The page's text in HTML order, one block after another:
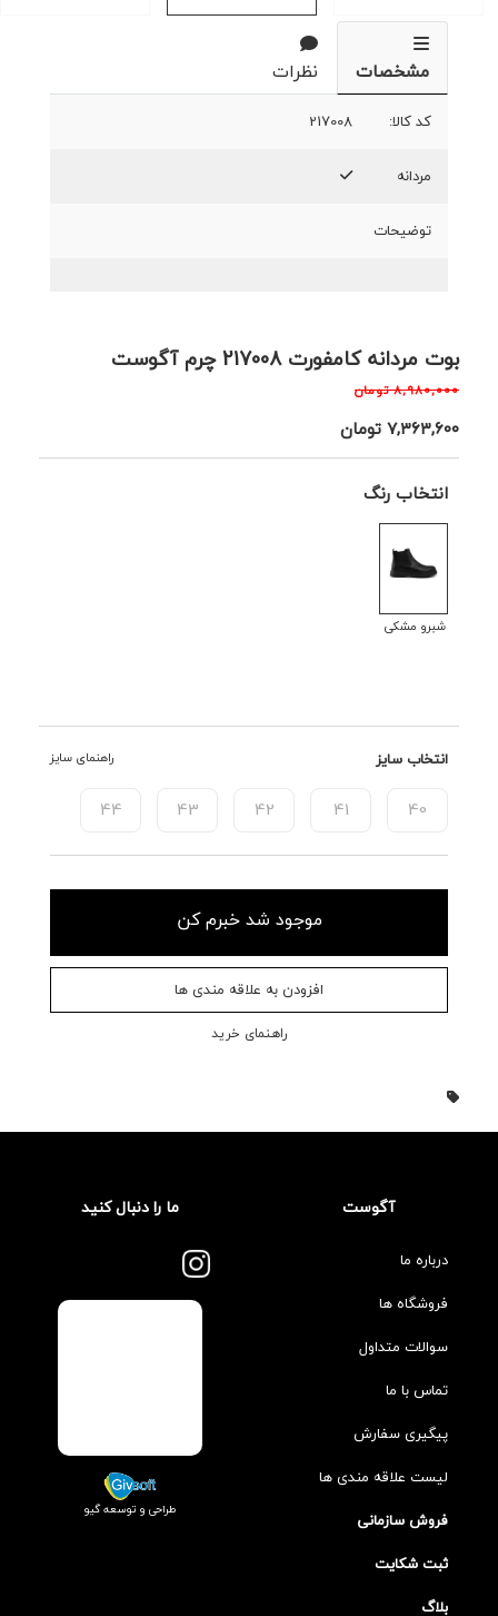
بوت مردانه کامفورت 217008 چرم آگوست
۸,۹۸۰,۰۰۰ تومان
۷,۳۶۳,۶۰۰تومان
انتخاب رنگ
شبرو مشکی
انتخاب سایز راهنمای سایز
40
41
42
43
44
موجود شد خبرم کن
افزودن به علاقه مندی ها
راهنمای خرید
مشخصات نظرات
کد کالا: 217008
مردانه
توضیحات
آگوست
درباره ما
فروشگاه ها
سوالات متداول
تماس با ما
پیگیری سفارش
لیست علاقه مندی ها
فروش سازمانی
ثبت شکایت
بلاگ
ما را دنبال کنید
طراحی و توسعه گیو